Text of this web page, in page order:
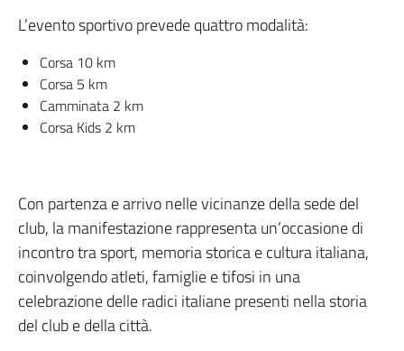
L’evento sportivo prevede quattro modalità:
Corsa 10 km
Corsa 5 km
Camminata 2 km
Corsa Kids 2 km
Con partenza e arrivo nelle vicinanze della sede del
club, la manifestazione rappresenta un’occasione di
incontro tra sport, memoria storica e cultura italiana,
coinvolgendo atleti, famiglie e tifosi in una
celebrazione delle radici italiane presenti nella storia
del club e della città.